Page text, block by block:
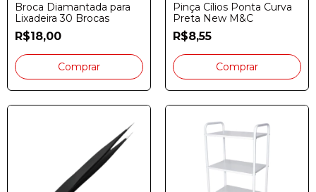
Broca Diamantada para
Lixadeira 30 Brocas
R$18,00
Pinça Cílios Ponta Curva
Preta New M&C
R$8,55